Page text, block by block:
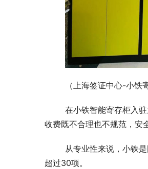
（上海签证中心-小铁
收费既不合理也不规范，安
超过30项。